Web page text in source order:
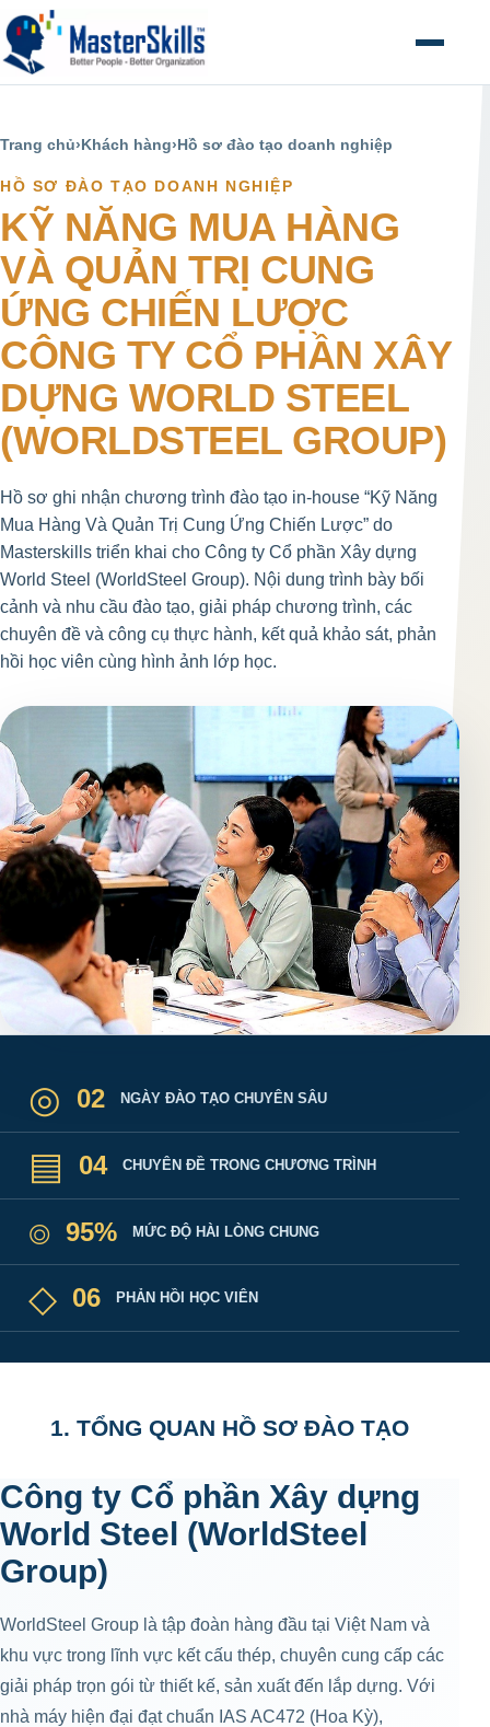
Mở menu
Trang chủ›Khách hàng›Hồ sơ đào tạo doanh nghiệp
HỒ SƠ ĐÀO TẠO DOANH NGHIỆP
KỸ NĂNG MUA HÀNG
VÀ QUẢN TRỊ CUNG
ỨNG CHIẾN LƯỢC
CÔNG TY CỔ PHẦN XÂY
DỰNG WORLD STEEL
(WORLDSTEEL GROUP)
Hồ sơ ghi nhận chương trình đào tạo in-house “Kỹ Năng
Mua Hàng Và Quản Trị Cung Ứng Chiến Lược” do
Masterskills triển khai cho Công ty Cổ phần Xây dựng
World Steel (WorldSteel Group). Nội dung trình bày bối
cảnh và nhu cầu đào tạo, giải pháp chương trình, các
chuyên đề và công cụ thực hành, kết quả khảo sát, phản
hồi học viên cùng hình ảnh lớp học.
◎ 02 NGÀY ĐÀO TẠO CHUYÊN SÂU
▤ 04 CHUYÊN ĐỀ TRONG CHƯƠNG TRÌNH
⌾ 95% MỨC ĐỘ HÀI LÒNG CHUNG
◇ 06 PHẢN HỒI HỌC VIÊN
1. TỔNG QUAN HỒ SƠ ĐÀO TẠO
Công ty Cổ phần Xây dựng
World Steel (WorldSteel
Group)
WorldSteel Group là tập đoàn hàng đầu tại Việt Nam và
khu vực trong lĩnh vực kết cấu thép, chuyên cung cấp các
giải pháp trọn gói từ thiết kế, sản xuất đến lắp dựng. Với
nhà máy hiện đại đạt chuẩn IAS AC472 (Hoa Kỳ),